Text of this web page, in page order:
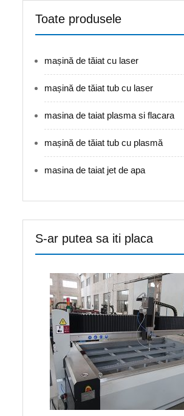
Toate produsele
mașină de tăiat cu laser
mașină de tăiat tub cu laser
masina de taiat plasma si flacara
mașină de tăiat tub cu plasmă
masina de taiat jet de apa
S-ar putea sa iti placa